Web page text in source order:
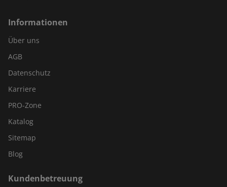
Informationen
Über uns
AGB
Datenschutz
Karriere
PRO-Zone
Katalog
Sitemap
Blog
Kundenbetreuung